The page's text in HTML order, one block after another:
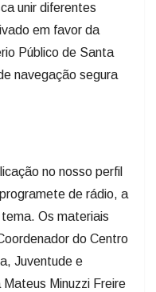
unir diferentes
em favor da
Público de Santa
navegação segura
no nosso perfil
de rádio, a
Os materiais
do Centro
Juventude e
Minuzzi Freire